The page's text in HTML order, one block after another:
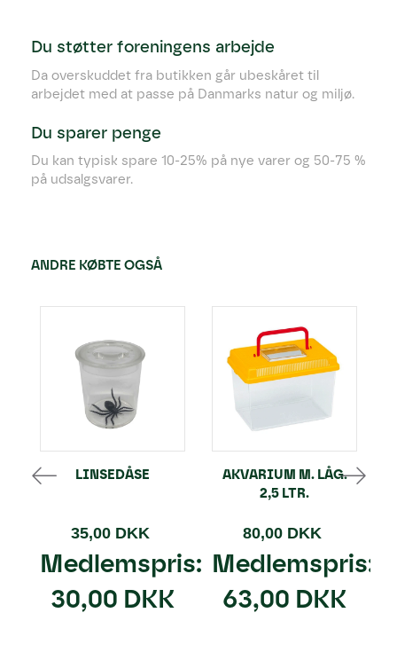
Du støtter foreningens arbejde
Da overskuddet fra butikken går ubeskåret til
arbejdet med at passe på Danmarks natur og miljø.
Du sparer penge
Du kan typisk spare 10-25% på nye varer og 50-75 %
på udsalgsvarer.
ANDRE KØBTE OGSÅ
LINSEDÅSE
35,00 DKK
Medlemspris:
30,00 DKK
AKVARIUM M. LÅG.
2,5 LTR.
80,00 DKK
Medlemspris:
63,00 DKK